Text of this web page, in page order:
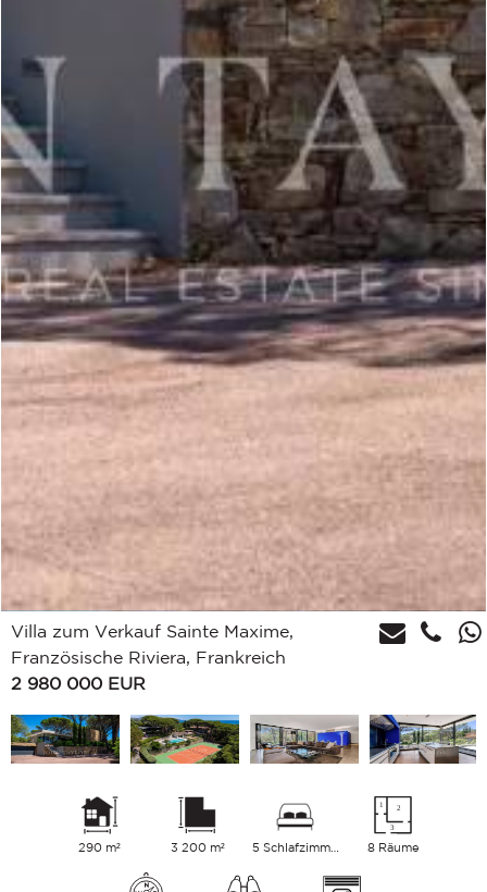
Villa zum Verkauf Sainte Maxime,
Französische Riviera, Frankreich
2 980 000 EUR
290 m² 3 200 m² 5 Schlafzimmer 8 Räume